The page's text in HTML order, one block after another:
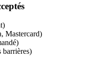
Mastercard)
barrières)